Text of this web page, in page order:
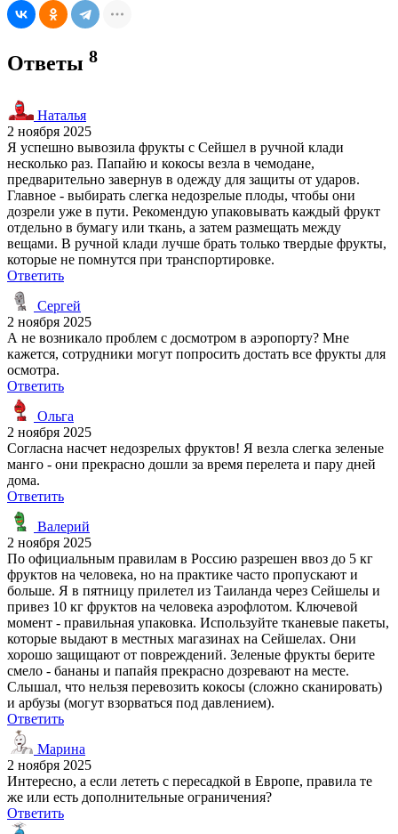
Ответы 8
Наталья
2 ноября 2025
Я успешно вывозила фрукты с Сейшел в ручной клади
несколько раз. Папайю и кокосы везла в чемодане,
предварительно завернув в одежду для защиты от ударов.
Главное - выбирать слегка недозрелые плоды, чтобы они
дозрели уже в пути. Рекомендую упаковывать каждый фрукт
отдельно в бумагу или ткань, а затем размещать между
вещами. В ручной клади лучше брать только твердые фрукты,
которые не помнутся при транспортировке.
Ответить
Сергей
2 ноября 2025
А не возникало проблем с досмотром в аэропорту? Мне
кажется, сотрудники могут попросить достать все фрукты для
осмотра.
Ответить
Ольга
2 ноября 2025
Согласна насчет недозрелых фруктов! Я везла слегка зеленые
манго - они прекрасно дошли за время перелета и пару дней
дома.
Ответить
Валерий
2 ноября 2025
По официальным правилам в Россию разрешен ввоз до 5 кг
фруктов на человека, но на практике часто пропускают и
больше. Я в пятницу прилетел из Таиланда через Сейшелы и
привез 10 кг фруктов на человека аэрофлотом. Ключевой
момент - правильная упаковка. Используйте тканевые пакеты,
которые выдают в местных магазинах на Сейшелах. Они
хорошо защищают от повреждений. Зеленые фрукты берите
смело - бананы и папайя прекрасно дозревают на месте.
Слышал, что нельзя перевозить кокосы (сложно сканировать)
и арбузы (могут взорваться под давлением).
Ответить
Марина
2 ноября 2025
Интересно, а если лететь с пересадкой в Европе, правила те
же или есть дополнительные ограничения?
Ответить